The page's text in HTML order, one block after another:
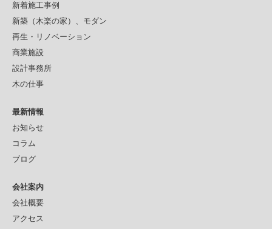
新着施工事例
新築（木楽の家）、モダン
再生・リノベーション
商業施設
設計事務所
木の仕事
最新情報
お知らせ
コラム
ブログ
会社案内
会社概要
アクセス